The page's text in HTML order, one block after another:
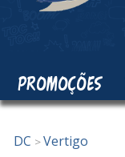
PROMOÇÕES
DC >Vertigo